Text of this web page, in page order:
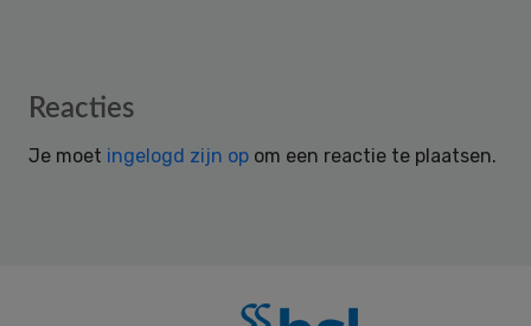
Reader
Reacties
Je moet ingelogd zijn op om een reactie te plaatsen.